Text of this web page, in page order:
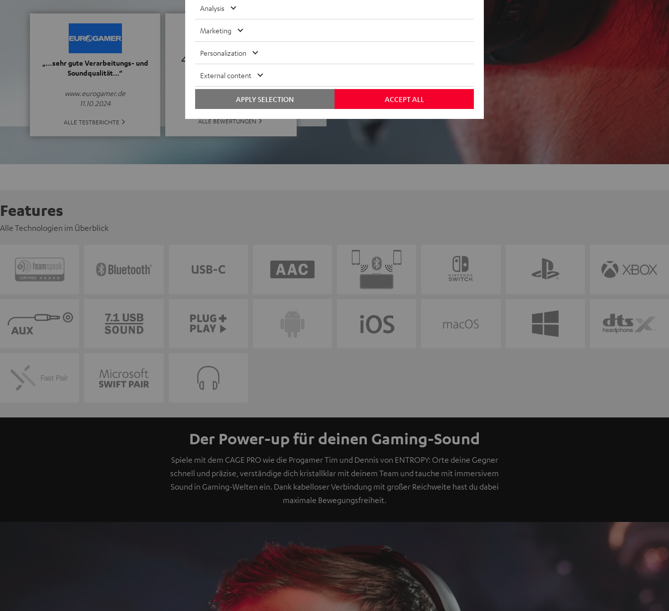
„…sehr gute Verarbeitungs- und
Soundqualität…“
www.eurogamer.de
11.10.2024
ALLE TESTBERICHTE
4.61
ALLE BEWERTUNGEN
Features
Alle Technologien im Überblick
Der Power-up für deinen Gaming-Sound
Spiele mit dem CAGE PRO wie die Progamer Tim und Dennis von ENTROPY: Orte deine Gegner
schnell und präzise, verständige dich kristallklar mit deinem Team und tauche mit immersivem
Sound in Gaming-Welten ein. Dank kabelloser Verbindung mit großer Reichweite hast du dabei
maximale Bewegungsfreiheit.
Analysis
Marketing
Personalization
External content
ACCEPT ALL
APPLY SELECTION